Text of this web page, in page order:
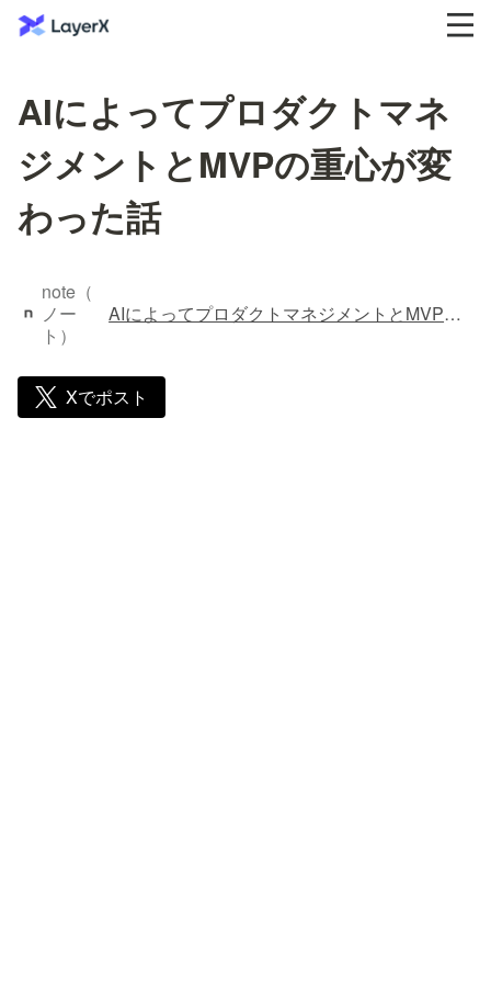
AIによってプロダクトマネ
ジメントとMVPの重心が変
わった話
note（
ノー
ト）
AIによってプロダクトマネジメントとMVPの重心が変わった話｜numashi/LayerX バクラクVPoP
Xでポスト